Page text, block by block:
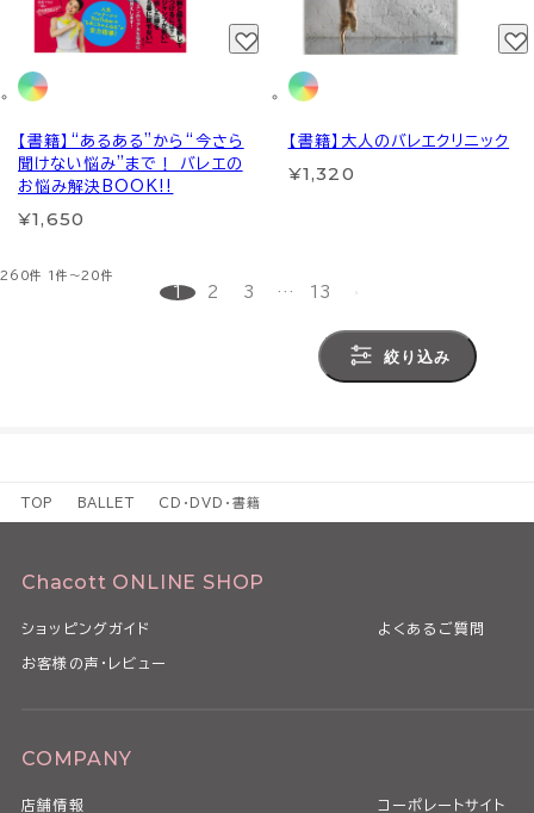
【書籍】“あるある”から“今さら
聞けない悩み”まで！ バレエの
お悩み解決BOOK!!
¥1,650
【書籍】大人のバレエクリニック
¥1,320
260件 1件～20件
1 2 3 … 13
絞り込み
TOP BALLET CD・DVD・書籍
Chacott ONLINE SHOP
ショッピングガイド よくあるご質問
お客様の声・レビュー
COMPANY
店舗情報 コーポレートサイト